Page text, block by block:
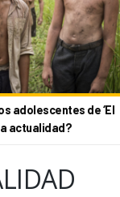
adolescentes de ‘El
actualidad?